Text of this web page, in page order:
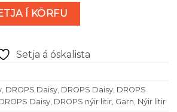
grænt gras (nr 32) magn
Í KÖRFU
Setja á óskalista
, DROPS Daisy, DROPS Daisy, DROPS
Daisy, DROPS nýir litir, Garn, Nýir litir